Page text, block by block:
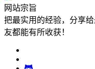
网站宗旨
把最实用的经验，分享
友都能有所收获！